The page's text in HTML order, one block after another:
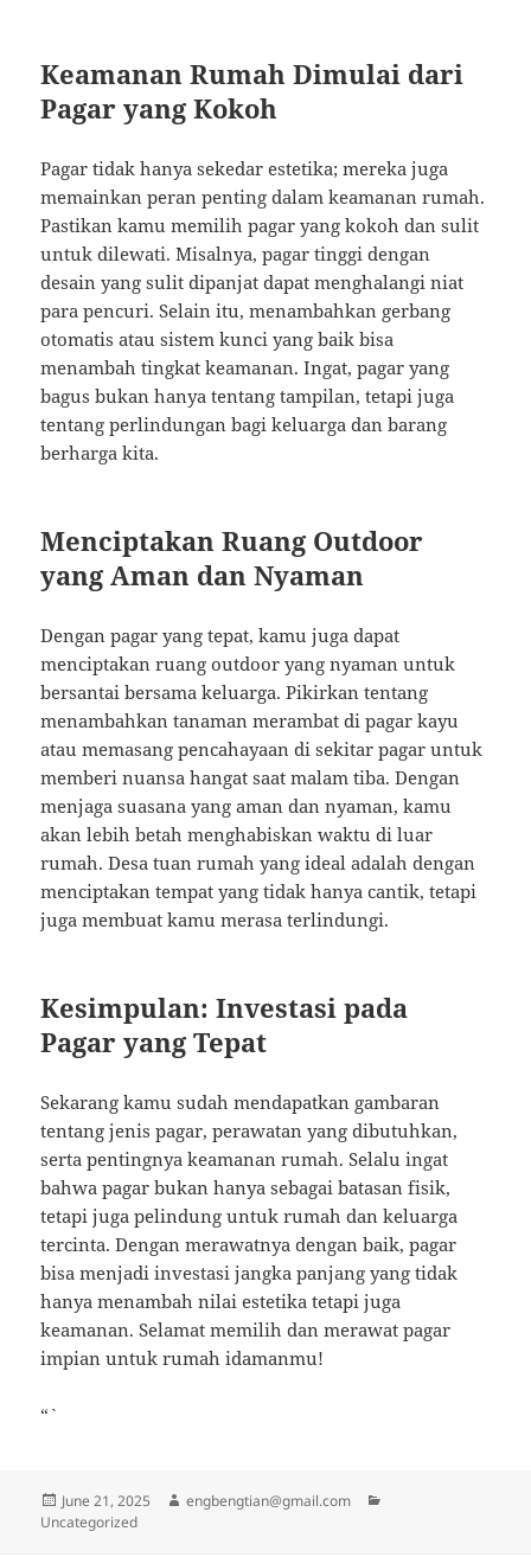
Keamanan Rumah Dimulai dari
Pagar yang Kokoh
Pagar tidak hanya sekedar estetika; mereka juga
memainkan peran penting dalam keamanan rumah.
Pastikan kamu memilih pagar yang kokoh dan sulit
untuk dilewati. Misalnya, pagar tinggi dengan
desain yang sulit dipanjat dapat menghalangi niat
para pencuri. Selain itu, menambahkan gerbang
otomatis atau sistem kunci yang baik bisa
menambah tingkat keamanan. Ingat, pagar yang
bagus bukan hanya tentang tampilan, tetapi juga
tentang perlindungan bagi keluarga dan barang
berharga kita.
Menciptakan Ruang Outdoor
yang Aman dan Nyaman
Dengan pagar yang tepat, kamu juga dapat
menciptakan ruang outdoor yang nyaman untuk
bersantai bersama keluarga. Pikirkan tentang
menambahkan tanaman merambat di pagar kayu
atau memasang pencahayaan di sekitar pagar untuk
memberi nuansa hangat saat malam tiba. Dengan
menjaga suasana yang aman dan nyaman, kamu
akan lebih betah menghabiskan waktu di luar
rumah. Desa tuan rumah yang ideal adalah dengan
menciptakan tempat yang tidak hanya cantik, tetapi
juga membuat kamu merasa terlindungi.
Kesimpulan: Investasi pada
Pagar yang Tepat
Sekarang kamu sudah mendapatkan gambaran
tentang jenis pagar, perawatan yang dibutuhkan,
serta pentingnya keamanan rumah. Selalu ingat
bahwa pagar bukan hanya sebagai batasan fisik,
tetapi juga pelindung untuk rumah dan keluarga
tercinta. Dengan merawatnya dengan baik, pagar
bisa menjadi investasi jangka panjang yang tidak
hanya menambah nilai estetika tetapi juga
keamanan. Selamat memilih dan merawat pagar
impian untuk rumah idamanmu!
“`
Posted
on
June 21, 2025 Author
engbengtian@gmail.com
Uncategorized